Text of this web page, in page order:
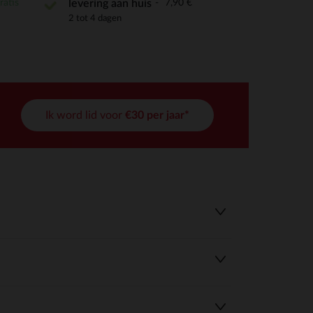
aan te passen en te beheren, en zorgt ervoor dat aan
levering aan huis 7,90 €
2 tot 4 dagen
Ik word lid voor €30 per jaar*